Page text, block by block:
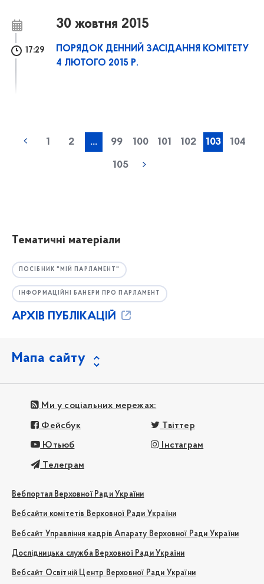
30 жовтня 2015
17:29
ПОРЯДОК ДЕННИЙ ЗАСІДАННЯ КОМІТЕТУ
4 ЛЮТОГО 2015 Р.
1 2 ... 99 100 101 102 103 104
105
Тематичні матеріали
ПОСІБНИК "МІЙ ПАРЛАМЕНТ"
ІНФОРМАЦІЙНІ БАНЕРИ ПРО ПАРЛАМЕНТ
АРХІВ ПУБЛІКАЦІЙ
Мапа сайту
Ми у соціальних мережах:
Фейсбук Твіттер
Ютьюб Інстаграм
Телеграм
Вебпортал Верховної Ради України
Вебсайти комітетів Верховної Ради України
Вебсайт Управління кадрів Апарату Верховної Ради України
Дослідницька служба Верховної Ради України
Вебсайт Освітній Центр Верховної Ради України